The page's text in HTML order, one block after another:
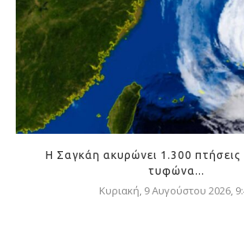
Η Σαγκάη ακυρώνει 1.300 πτήσεις
τυφώνα...
Κυριακή, 9 Αυγούστου 2026,